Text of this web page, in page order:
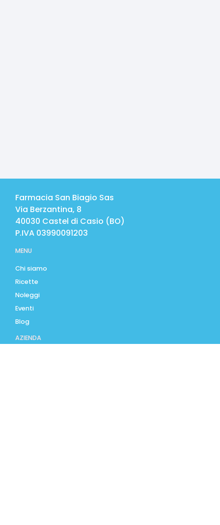
Farmacia San Biagio Sas
Via Berzantina, 8
40030 Castel di Casio (BO)
P.IVA 03990091203
MENU
Chi siamo
Ricette
Noleggi
Eventi
Blog
AZIENDA